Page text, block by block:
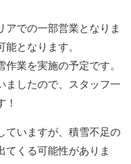
アでの一部営業となりま
となります。
業を実施の予定です。
ましたので、スタッフ一
！
ていますが、積雪不足の
てくる可能性がありま